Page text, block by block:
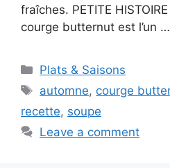
fraîches. PETITE
courge butternut est l’un …
Categories
Plats & Saisons
Tags
automne, courge
recette, soupe
Leave a comment